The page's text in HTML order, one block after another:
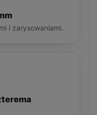
i zarysowaniami.